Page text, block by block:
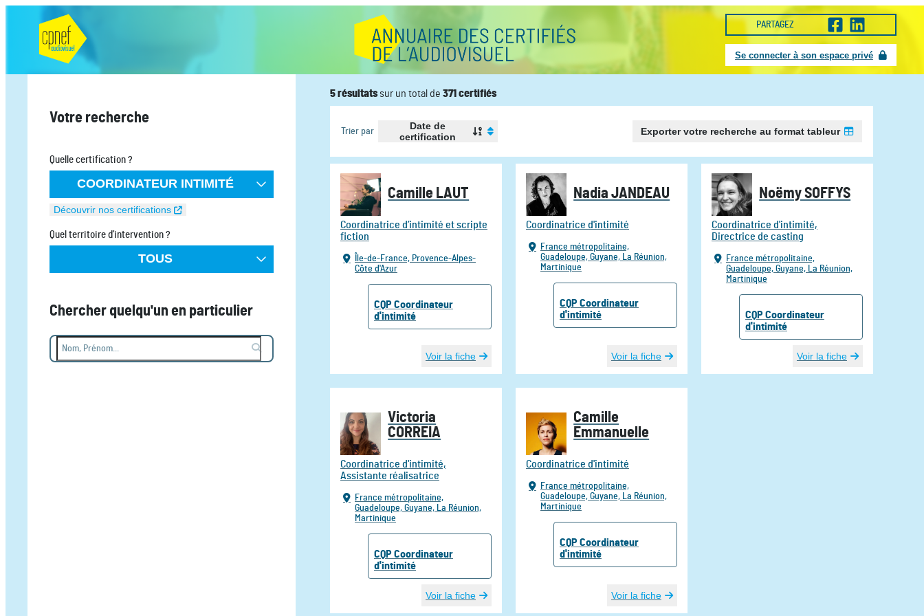
PARTAGEZ
Se connecter à son espace privé
Votre recherche
Quelle certification ?
COORDINATEUR INTIMITÉ
Découvrir nos certifications
Quel territoire d’intervention ?
TOUS
Chercher quelqu'un en particulier
Nom, Prénom...
5résultatssur un total de 371 certifiés
Trier par
Date de
certification
Exporter votre recherche au format tableur
Camille LAUT
Coordinatrice d’intimité et scripte
fiction
Île-de-France, Provence-Alpes-
Côte d'Azur
CQPCoordinateur
d'intimité
Voir la fiche
Nadia JANDEAU
Coordinatrice d'intimité
France métropolitaine,
Guadeloupe, Guyane, La Réunion,
Martinique
CQPCoordinateur
d'intimité
Voir la fiche
Noëmy SOFFYS
Coordinatrice d'intimité,
Directrice de casting
France métropolitaine,
Guadeloupe, Guyane, La Réunion,
Martinique
CQPCoordinateur
d'intimité
Voir la fiche
Victoria
CORREIA
Coordinatrice d'intimité,
Assistante réalisatrice
France métropolitaine,
Guadeloupe, Guyane, La Réunion,
Martinique
CQPCoordinateur
d'intimité
Voir la fiche
Camille
Emmanuelle
Coordinatrice d'intimité
France métropolitaine,
Guadeloupe, Guyane, La Réunion,
Martinique
CQPCoordinateur
d'intimité
Voir la fiche